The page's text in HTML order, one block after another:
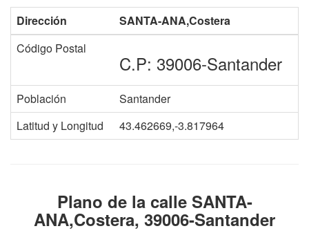
Dirección
SANTA-ANA,Costera
Código Postal
C.P: 39006-Santander
Población
Santander
Latitud y Longitud
43.462669,-3.817964
Plano de la calle SANTA-
ANA,Costera, 39006-Santander